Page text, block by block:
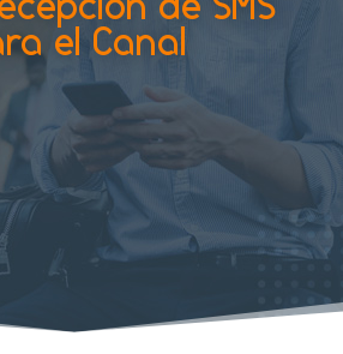
el Canal